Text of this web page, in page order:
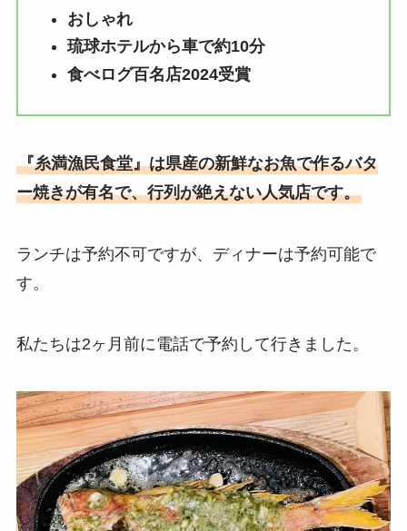
おしゃれ
琉球ホテルから車で約10分
食べログ百名店2024受賞
『糸満漁民食堂』は県産の新鮮なお魚で作るバタ
ー焼きが有名で、行列が絶えない人気店です。
ランチは予約不可ですが、ディナーは予約可能で
す。
私たちは2ヶ月前に電話で予約して行きました。